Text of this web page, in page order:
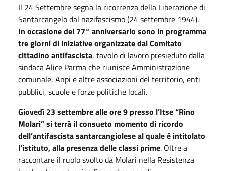
Il 24 Settembre segna la ricorrenza della Liberazione di
Santarcangelo dal nazifascismo (24 settembre 1944).
In occasione del 77° anniversario sono in programma
tre giorni di iniziative organizzate dalComitato
cittadino antifascista, tavolo di lavoro presieduto dalla
sindaca Alice Parma che riunisce Amministrazione
comunale, Anpi e altre associazioni del territorio, enti
pubblici, scuole e forze politiche locali.
Giovedì 23 settembre alle ore 9 presso l’Itse “Rino
Molari” si terrà il consueto momento di ricordo
dell’antifascista santarcangiolese al quale è intitolato
l’istituto, alla presenza delle classi prime. Oltre a
raccontare il ruolo svolto da Molari nella Resistenza